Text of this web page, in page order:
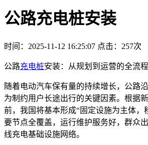
公路充电桩安装
时间：2025-11-12 16:25:07 点击：257次
公路充电桩安装：从规划到运营的全流
随着电动汽车保有量的持续增长，公路
为制约用户长途出行的关键因素。根据
前，我国将基本形成“固定设施为主体，
要节点全覆盖，运行维护服务好，群众
线充电基础设施网络。